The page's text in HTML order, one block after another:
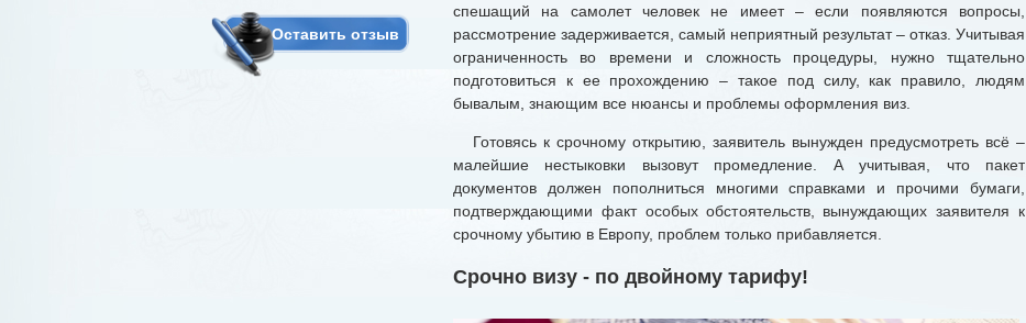
Оставить отзыв
спешащий на самолет человек не имеет – если появляются вопросы,
рассмотрение задерживается, самый неприятный результат – отказ. Учитывая
ограниченность во времени и сложность процедуры, нужно тщательно
подготовиться к ее прохождению – такое под силу, как правило, людям
бывалым, знающим все нюансы и проблемы оформления виз.
Готовясь к срочному открытию, заявитель вынужден предусмотреть всё –
малейшие нестыковки вызовут промедление. А учитывая, что пакет
документов должен пополниться многими справками и прочими бумаги,
подтверждающими факт особых обстоятельств, вынуждающих заявителя к
срочному убытию в Европу, проблем только прибавляется.
Срочно визу - по двойному тарифу!